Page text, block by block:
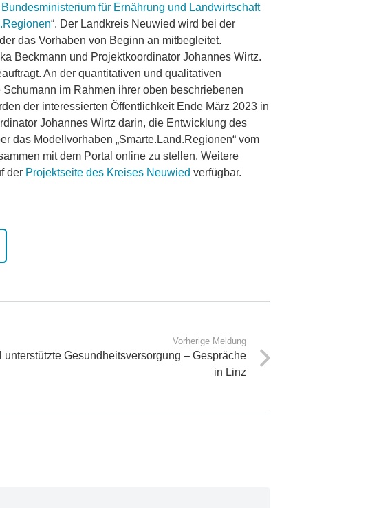
Bundesministerium für Ernährung und Landwirtschaft
“. Der Landkreis Neuwied wird bei der
das Vorhaben von Beginn an mitbegleitet.
Beckmann und Projektkoordinator Johannes Wirtz.
An der quantitativen und qualitativen
im Rahmen ihrer oben beschriebenen
der interessierten Öffentlichkeit Ende März 2023 in
Johannes Wirtz darin, die Entwicklung des
das Modellvorhaben „Smarte.Land.Regionen“ vom
mit dem Portal online zu stellen. Weitere
der Projektseite des Kreises Neuwied verfügbar.
Vorherige Meldung
unterstützte Gesundheitsversorgung – Gespräche
in Linz